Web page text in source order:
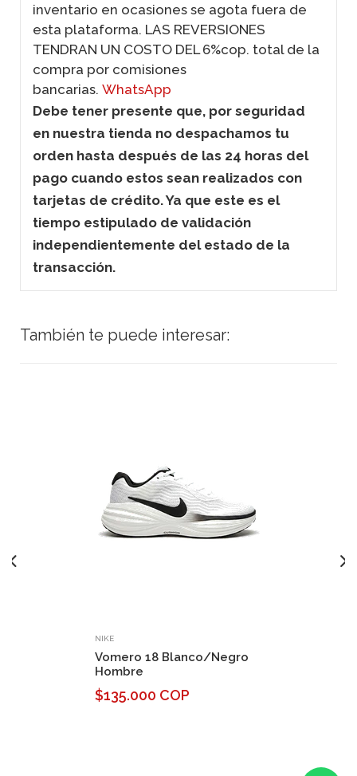
inventario en ocasiones se agota fuera de
esta plataforma. LAS REVERSIONES
TENDRAN UN COSTO DEL 6%cop. total de la
compra por comisiones
bancarias. WhatsApp
Debe tener presente que, por seguridad
en nuestra tienda no despachamos tu
orden hasta después de las 24 horas del
pago cuando estos sean realizados con
tarjetas de crédito. Ya que este es el
tiempo estipulado de validación
independientemente del estado de la
transacción.
También te puede interesar:
NIKE
Vomero 18 Blanco/Negro
Hombre
$135.000 COP